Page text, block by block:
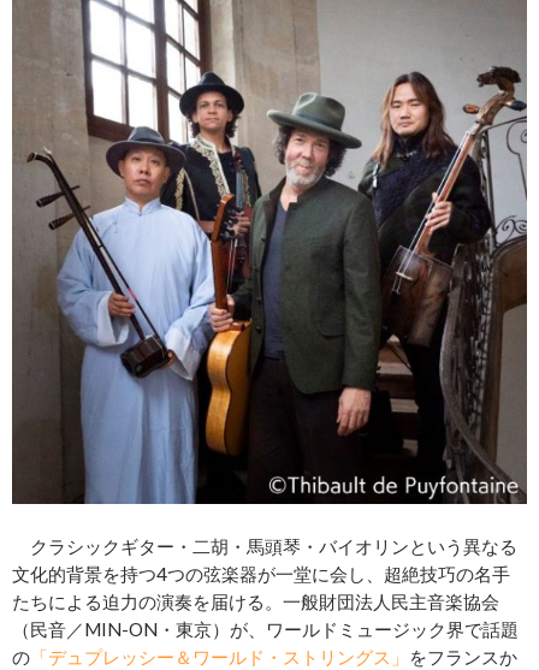
クラシックギター・二胡・馬頭琴・バイオリンという異なる
文化的背景を持つ4つの弦楽器が一堂に会し、超絶技巧の名手
たちによる迫力の演奏を届ける。一般財団法人民主音楽協会
（民音／MIN-ON・東京）が、ワールドミュージック界で話題
の 「デュプレッシー＆ワールド・ストリングス」
をフランスか